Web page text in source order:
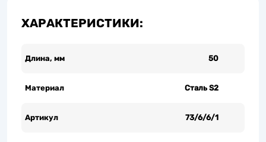
ХАРАКТЕРИСТИКИ:
Длина, мм 50
Материал Сталь S2
Артикул 73/6/6/1